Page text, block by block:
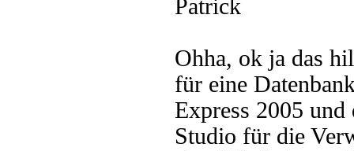
Patrick
Ohha, ok ja das
für eine
Express 2005 und
Studio für die